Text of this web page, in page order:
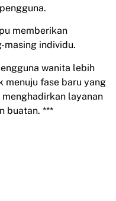
memberikan
masing individu.
wanita lebih
menuju fase baru yang
layanan
buatan. ***